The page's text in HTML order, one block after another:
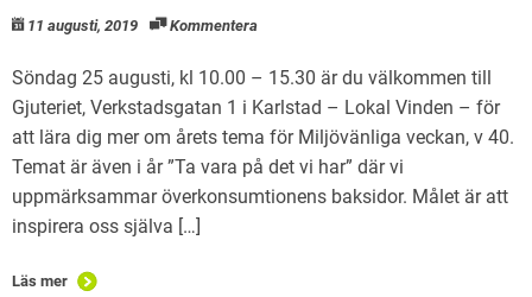
11 augusti, 2019 Kommentera
Söndag 25 augusti, kl 10.00 – 15.30 är du välkommen till
Gjuteriet, Verkstadsgatan 1 i Karlstad – Lokal Vinden – för
att lära dig mer om årets tema för Miljövänliga veckan, v 40.
Temat är även i år ”Ta vara på det vi har” där vi
uppmärksammar överkonsumtionens baksidor. Målet är att
inspirera oss själva […]
Läs mer